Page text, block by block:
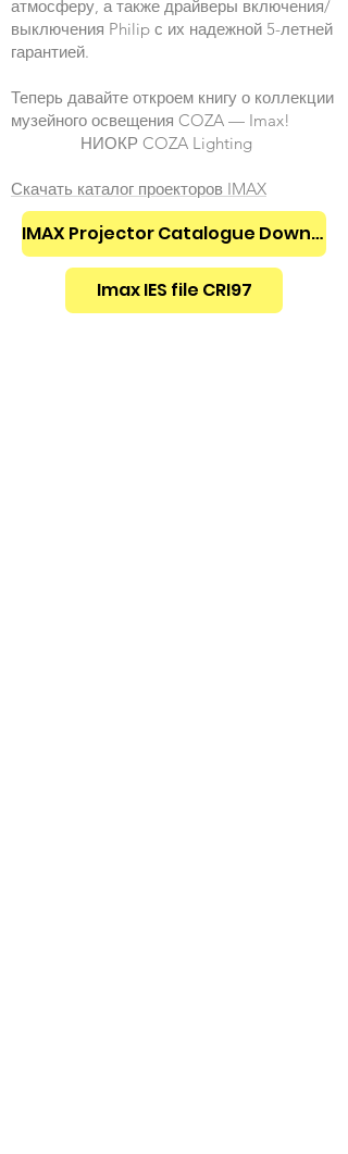
атмосферу, а также драйверы включения/
выключения Philip с их надежной 5-летней
гарантией.
Теперь давайте откроем книгу о коллекции
музейного освещения COZA — Imax!
НИОКР COZA Lighting
Скачать каталог проекторов IMAX
IMAX Projector Catalogue Download
Imax IES file CRI97